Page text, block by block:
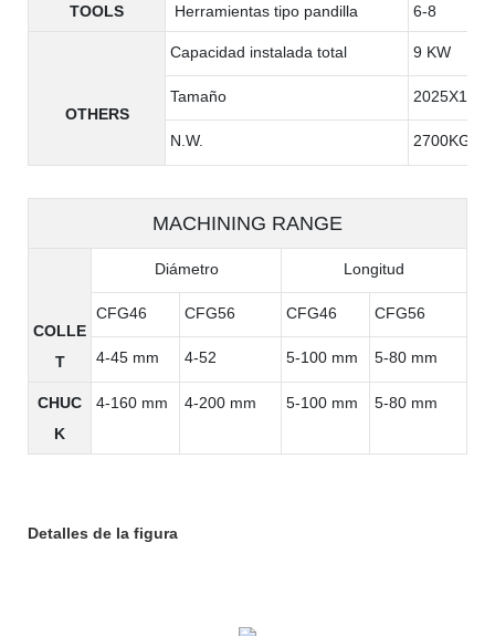
TOOLS Herramientas tipo pandilla 6-8
OTHERS
Capacidad instalada total 9 KW
Tamaño
N.W. 2700KG
MACHINING RANGE
COLLE
T
Diámetro Longitud
CFG46 CFG56 CFG46 CFG56
4-45 mm 4-52 5-100 mm 5-80 mm
CHUC
K
4-160 mm 4-200 mm 5-100 mm 5-80 mm
Detalles de la figura